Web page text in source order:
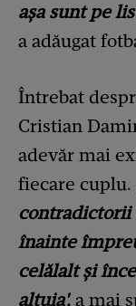
așa sunt pe
a adăugat
Întrebat
Cristian
adevăr mai
fiecare cuplu.
contradictorii
înainte
celălalt și
altuia', a mai